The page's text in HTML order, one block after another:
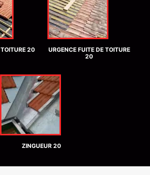
20
URGENCE FUITE DE TOITURE
20
ZINGUEUR 20